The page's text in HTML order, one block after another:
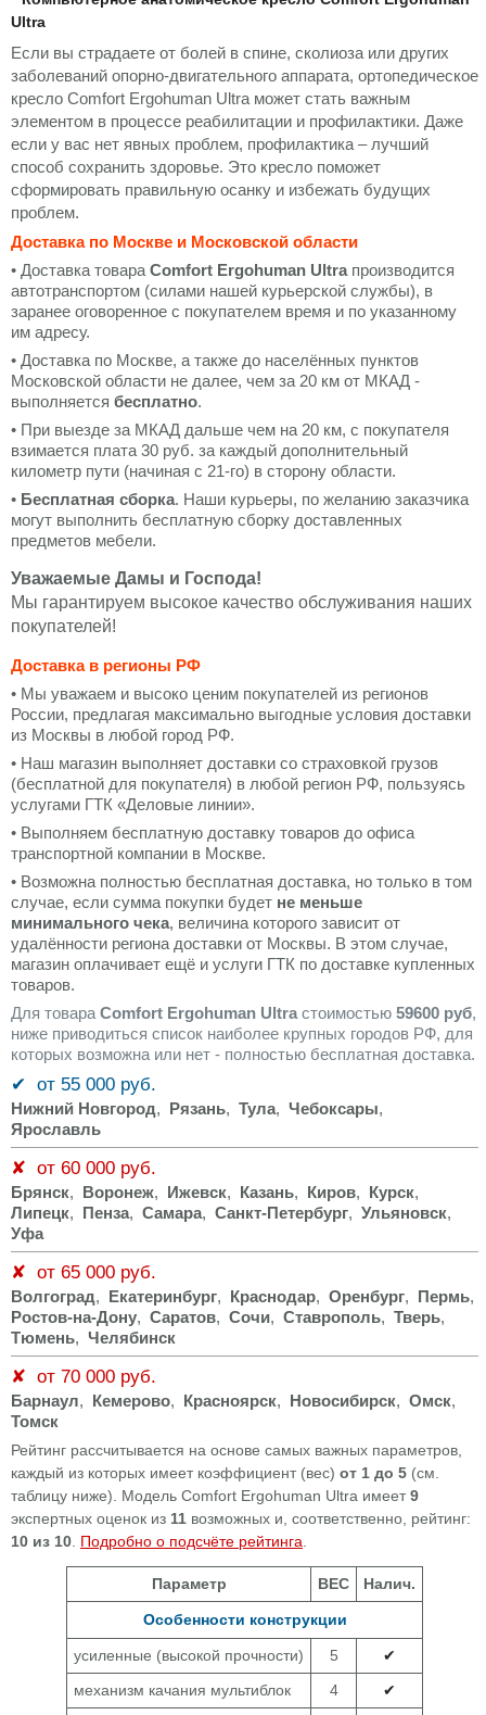
Ultra
Если вы страдаете от болей в спине, сколиоза или других
заболеваний опорно-двигательного аппарата, ортопедическое
кресло Comfort Ergohuman Ultra может стать важным
элементом в процессе реабилитации и профилактики. Даже
если у вас нет явных проблем, профилактика – лучший
способ сохранить здоровье. Это кресло поможет
сформировать правильную осанку и избежать будущих
проблем.
Доставка по Москве и Московской области
• Доставка товара Comfort Ergohuman Ultraпроизводится
автотранспортом (силами нашей курьерской службы), в
заранее оговоренное с покупателем время и по указанному
им адресу.
• Доставка по Москве, а также до населённых пунктов
Московской области не далее, чем за 20 км от МКАД -
выполняется бесплатно.
• При выезде за МКАД дальше чем на 20 км, с покупателя
взимается плата 30 руб. за каждый дополнительный
километр пути (начиная с 21-го) в сторону области.
• Бесплатная сборка. Наши курьеры, по желанию заказчика
могут выполнить бесплатную сборку доставленных
предметов мебели.
Уважаемые Дамы и Господа!
Мы гарантируем высокое качество обслуживания наших
покупателей!
Доставка в регионы РФ
• Мы уважаем и высоко ценим покупателей из регионов
России, предлагая максимально выгодные условия доставки
из Москвы в любой город РФ.
• Наш магазин выполняет доставки со страховкой грузов
(бесплатной для покупателя) в любой регион РФ, пользуясь
услугами ГТК «Деловые линии».
• Выполняем бесплатную доставку товаров до офиса
транспортной компании в Москве.
• Возможна полностью бесплатная доставка, но только в том
случае, если сумма покупки будет не меньше
минимального чека, величина которого зависит от
удалённости региона доставки от Москвы. В этом случае,
магазин оплачивает ещё и услуги ГТК по доставке купленных
товаров.
Для товара Comfort Ergohuman Ultra стоимостью 59600 руб,
ниже приводиться список наиболее крупных городов РФ, для
которых возможна или нет - полностью бесплатная доставка.
✔ от 55 000 руб.
Нижний Новгород, Рязань, Тула, Чебоксары,
Ярославль
✘ от 60 000 руб.
Брянск, Воронеж, Ижевск, Казань, Киров, Курск,
Липецк, Пенза, Самара, Санкт-Петербург, Ульяновск,
Уфа
✘ от 65 000 руб.
Волгоград, Екатеринбург, Краснодар, Оренбург, Пермь,
Ростов-на-Дону, Саратов, Сочи, Ставрополь, Тверь,
Тюмень, Челябинск
✘ от 70 000 руб.
Барнаул, Кемерово, Красноярск, Новосибирск, Омск,
Томск
Рейтинг рассчитывается на основе самых важных параметров,
каждый из которых имеет коэффициент (вес) от 1 до 5 (см.
таблицу ниже). Модель Comfort Ergohuman Ultra имеет9
экспертных оценок из 11 возможных и, соответственно, рейтинг:
10 из 10 Подробно о подсчёте рейтинга
Параметр ВЕС Налич.
Особенности конструкции
усиленные (высокой прочности) 5
✔
механизм качания мультиблок
4
✔